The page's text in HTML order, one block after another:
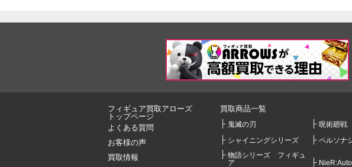
フィギュア買取アローズ
トップページ
よくある質問
お客様の声
買取情報
買取商品一覧
鬼滅の刃 呪術廻戦
シャイニングシリーズ
ペルソナ
物語シリーズ フィギュ
ア